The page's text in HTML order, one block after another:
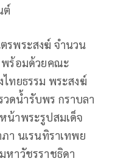
ต์
รพระสงฆ์ จำนวน
พร้อมด้วยคณะ
ทยธรรม พระสงฆ์
ดน้ำรับพร กราบลา
น้าพระรูปสมเด็จ
า นเรนทิราเทพย
หาวัชรราชธิดา